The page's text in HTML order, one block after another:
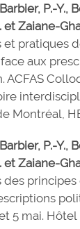
P.-Y.,
et Zaiane-
et pratiques
aux
ACFAS
Montréal,
P.-Y.,
et Zaiane-
et 5 mai.